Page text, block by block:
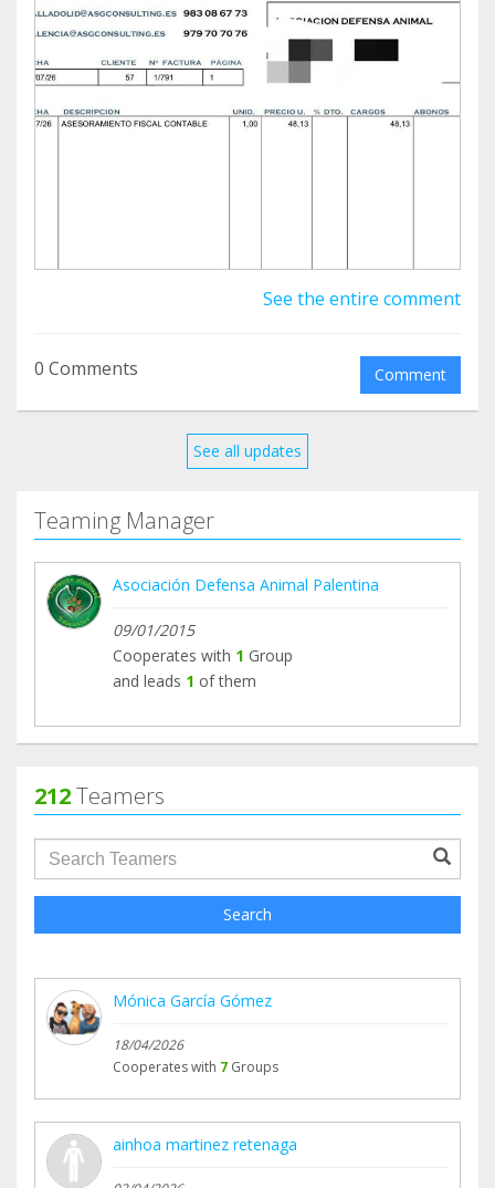
See the entire comment
0 Comments Comment
See all updates
Teaming Manager
Asociación Defensa Animal Palentina
09/01/2015
Cooperates with 1 Group
and leads 1 of them
212Teamers
groupProfile.searchForm.search.text???
Search
Mónica García Gómez
18/04/2026
Cooperates with 7 Groups
ainhoa martinez retenaga